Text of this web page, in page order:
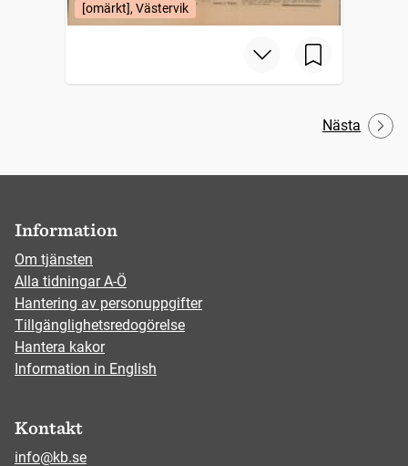
[omärkt], Västervik
Nästa
Information
Om tjänsten
Alla tidningar A-Ö
Hantering av personuppgifter
Tillgänglighetsredogörelse
Hantera kakor
Information in English
Kontakt
info@kb.se